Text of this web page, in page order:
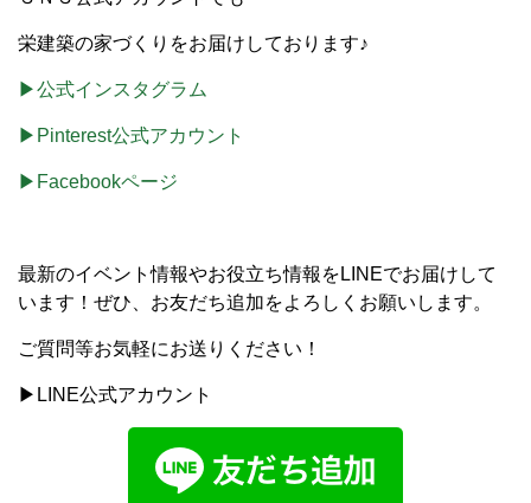
栄建築の家づくりをお届けしております♪
▶公式インスタグラム
▶Pinterest公式アカウント
▶Facebookページ
最新のイベント情報やお役立ち情報をLINEでお届けして
います！ぜひ、お友だち追加をよろしくお願いします。
ご質問等お気軽にお送りください！
▶LINE公式アカウント